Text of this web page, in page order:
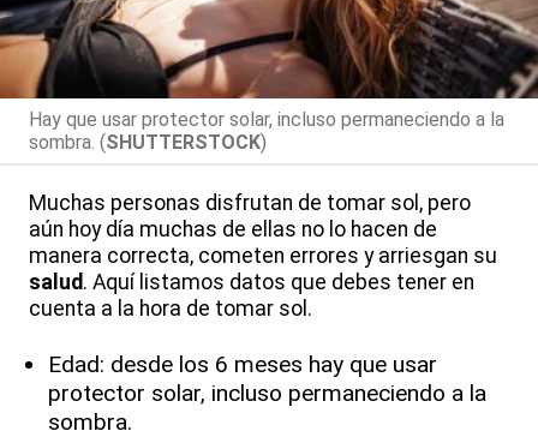
Hay que usar protector solar, incluso permaneciendo a la
sombra. (SHUTTERSTOCK)
Muchas personas disfrutan de tomar sol, pero
aún hoy día muchas de ellas no lo hacen de
manera correcta, cometen errores y arriesgan su
salud. Aquí listamos datos que debes tener en
cuenta a la hora de tomar sol.
Edad: desde los 6 meses hay que usar
protector solar, incluso permaneciendo a la
sombra.